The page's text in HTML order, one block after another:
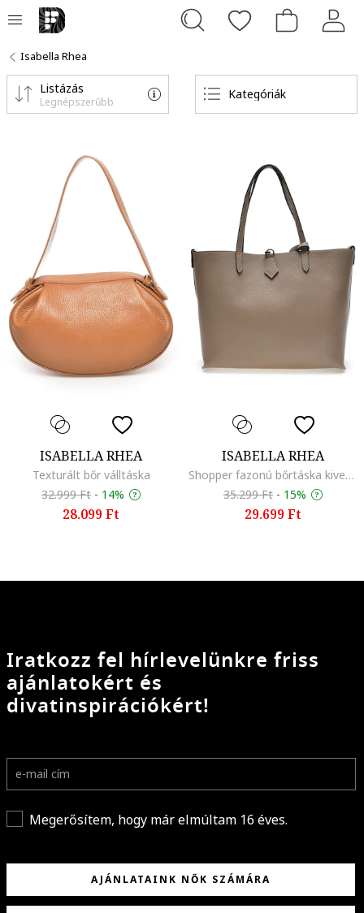
Isabella Rhea
Kategóriák
Listázás
Legnépszerűbb
ISABELLA RHEA
Texturált bőr válltáska
32.999 Ft - 14%
28.099 Ft
ISABELLA RHEA
Shopper fazonú bőrtáska kivehető kistáskával
35.299 Ft - 15%
29.699 Ft
Iratkozz fel hírlevelünkre friss
ajánlatokért és
divatinspirációkért!
Megerősítem, hogy már elmúltam 16 éves.
AJÁNLATAINK NŐK SZÁMÁRA